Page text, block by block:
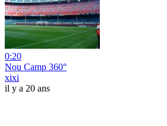
0:20
Nou Camp 360°
xixi
il y a 20 ans